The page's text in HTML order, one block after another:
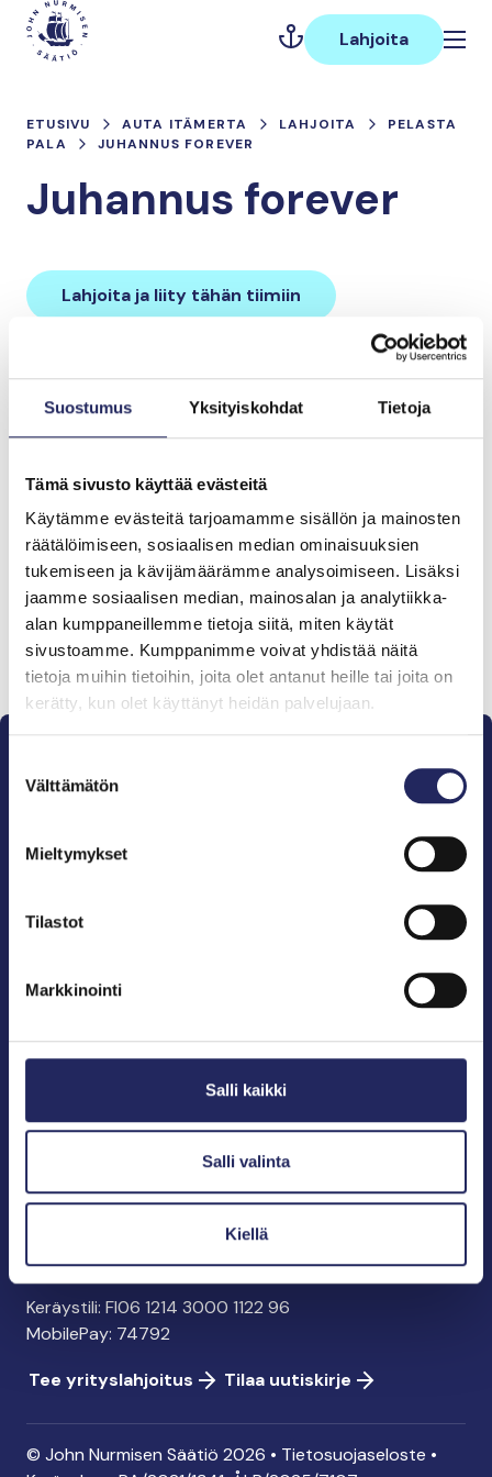
Suostumus Yksityiskohdat Tietoja
Tämä sivusto käyttää evästeitä
Käytämme evästeitä tarjoamamme sisällön ja mainosten
räätälöimiseen, sosiaalisen median ominaisuuksien
tukemiseen ja kävijämäärämme analysoimiseen. Lisäksi
jaamme sosiaalisen median, mainosalan ja analytiikka-
alan kumppaneillemme tietoja siitä, miten käytät
sivustoamme. Kumppanimme voivat yhdistää näitä
tietoja muihin tietoihin, joita olet antanut heille tai joita on
kerätty, kun olet käyttänyt heidän palvelujaan.
valinta
Välttämätön
Mieltymykset
Tilastot
Markkinointi
Salli kaikki
Salli valinta
Kiellä
Hyppää
sisältöön
Päävalikko
Lahjoita
ETUSIVU AUTA ITÄMERTA LAHJOITA
PELASTA
PALA
JUHANNUS FOREVER
Juhannus forever
Lahjoita ja liity tähän tiimiin
Tiimin lahjoitukset yhteensä:
Tiimille tehdyt
lahjoitukset
Lahjoita ja liity tähän tiimiin
Pelastamme Itämeren ja sen perinnön tuleville
John Nurmisen Säätiö on Itämeren suojelija, meren
info@jnfoundation.fi
Kaikki yhteystiedot
Tee lahjoitus
Keräystili: FI06 1214 3000 1122 96
MobilePay: 74792
Tee yrityslahjoitus
Tilaa uutiskirje
© John Nurmisen Säätiö 2026 • Tietosuojaseloste •